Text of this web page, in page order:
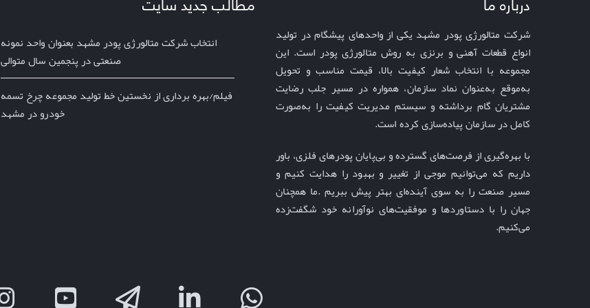
انتخاب شرکت متالورژی پودر مشهد بعنوان واحد نمونه
صنعتی در پنجمین سال متوالی
فیلم/بهره برداری از نخستین خط تولید مجموعه چرخ تسمه
خودرو در مشهد
شرکت متالورژی پودر مشهد یکی از واحدهای پیشگام در تولید
انواع قطعات آهنی و برنزی به روش متالورژی پودر است. این
مجموعه با انتخاب شعار
به‌موقع
به‌عنوان نماد سازمان، همواره در مسیر جلب رضایت
مشتریان گام برداشته و سیستم مدیریت کیفیت را به‌صورت
کامل در سازمان پیاده‌سازی کرده است.
مسیر صنعت را به سوی آینده‌ای بهتر پیش ببریم
.
می‌کنیم
.